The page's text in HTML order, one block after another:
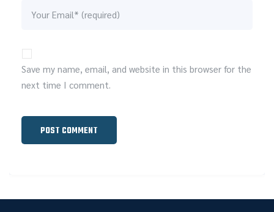
Save my name, email, and website in this browser for the
next time I comment.